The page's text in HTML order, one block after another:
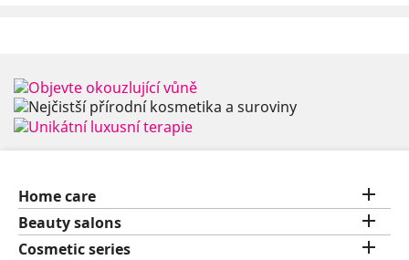
Home care 
Beauty salons 
Cosmetic series 